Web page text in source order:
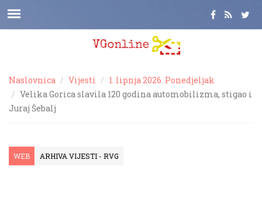
Naslovnica Vijesti
1. lipnja 2026. Ponedjeljak
Velika Gorica slavila 120 godina automobilizma, stigao i
Juraj Šebalj
WEB ARHIVA VIJESTI - RVG